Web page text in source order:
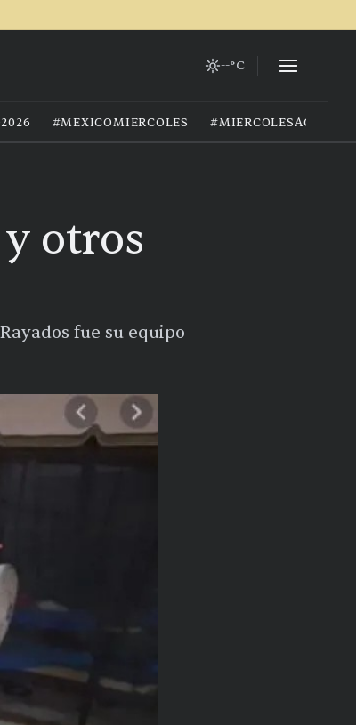
--°C
#MEXICOMIERCOLES #MIERCOLESAGOSTO
otros
fue su equipo